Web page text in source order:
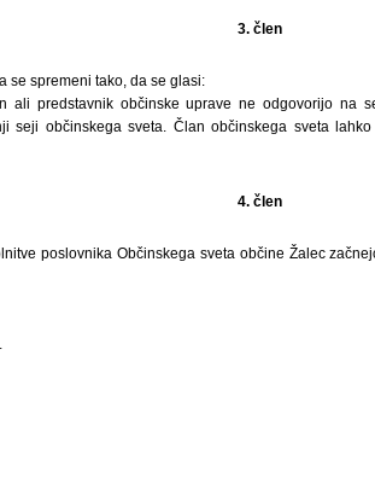
3. člen
se spremeni tako, da se glasi:
ali predstavnik občinske uprave ne odgovorijo na
seji občinskega sveta. Član občinskega sveta
4. člen
poslovnika Občinskega sveta občine Žalec